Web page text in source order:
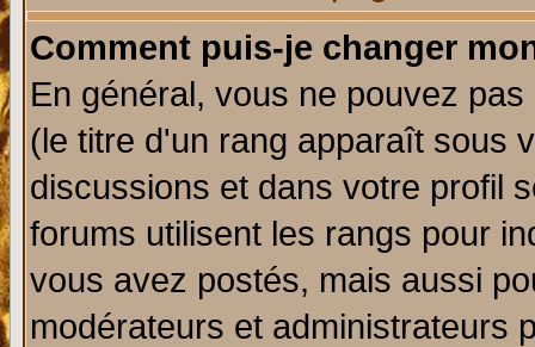
Comment puis-je changer
En général, vous ne pouvez
(le titre d'un rang apparaît sous
discussions et dans votre profil
forums utilisent les rangs pour
vous avez postés, mais aussi
modérateurs et administrateurs